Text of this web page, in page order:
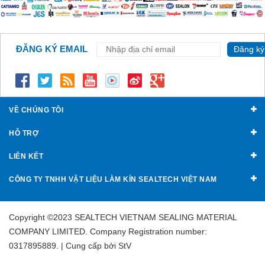
ĐĂNG KÝ EMAIL Đăng ký
VỀ CHÚNG TÔI
HỖ TRỢ
LIÊN KẾT
CÔNG TY TNHH VẬT LIỆU LÀM KÍN SEALTECH VIỆT NAM
Copyright ©2023 SEALTECH VIETNAM SEALING MATERIAL
COMPANY LIMITED. Company Registration number:
0317895889. | Cung cấp bởi StV